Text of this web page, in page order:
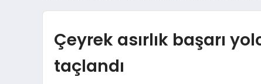
Çeyrek asırlık başarı
taçlandı